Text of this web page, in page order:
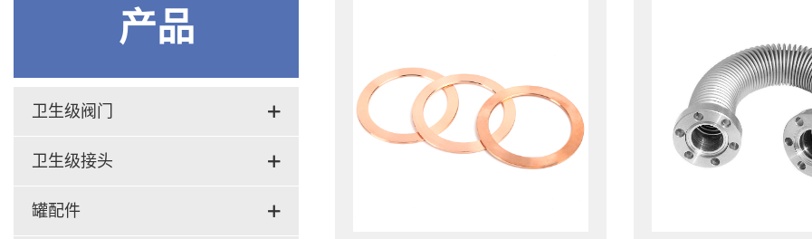
产品
卫生级阀门
隔膜阀
蝶阀
卫生级接头
ASME BPE管件
罐配件